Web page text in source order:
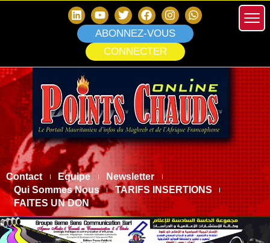
ABONNEZ-VOUS
CONNECTER
Contact Equipe
Newsletter
Qui Sommes Nous
TARIFS INSERTIONS
FAITES UN DON